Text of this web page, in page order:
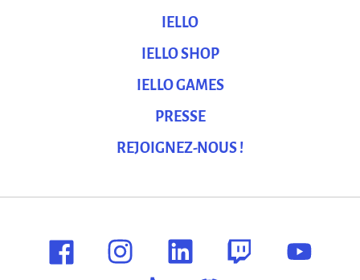
IELLO
IELLO SHOP
IELLO GAMES
PRESSE
REJOIGNEZ-NOUS !